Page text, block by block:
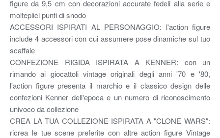
figure da 9,5 cm con decorazioni accurate fedeli alla serie e
molteplici punti di snodo
ACCESSORI ISPIRATI AL PERSONAGGIO: l'action figure
include 4 accessori con cui assumere pose dinamiche sul tuo
scaffale
CONFEZIONE RIGIDA ISPIRATA A KENNER: con un
rimando ai giocattoli vintage originali degli anni '70 e '80,
l'action figure presenta il marchio e il classico design delle
confezioni Kenner dell'epoca e un numero di riconoscimento
univoco da collezione
CREA LA TUA COLLEZIONE ISPIRATA A "CLONE WARS":
ricrea le tue scene preferite con altre action figure Vintage